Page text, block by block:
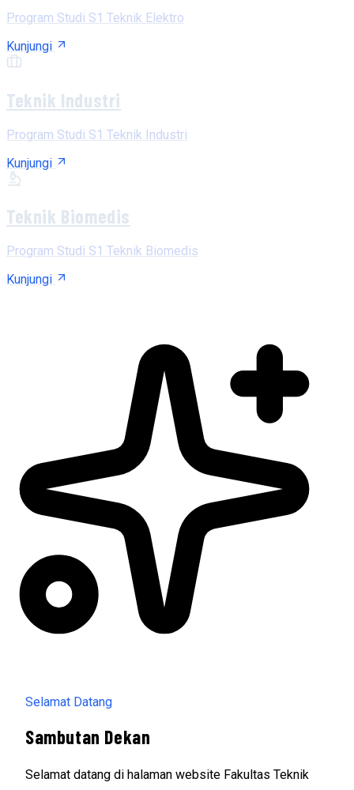
Program Studi S1 Teknik Elektro
Kunjungi
Teknik Industri
Program Studi S1 Teknik Industri
Kunjungi
Teknik Biomedis
Program Studi S1 Teknik Biomedis
Kunjungi
Selamat Datang
Sambutan Dekan
Selamat datang di halaman website Fakultas Teknik